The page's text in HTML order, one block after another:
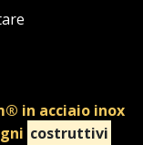
in acciaio inox
costruttivi